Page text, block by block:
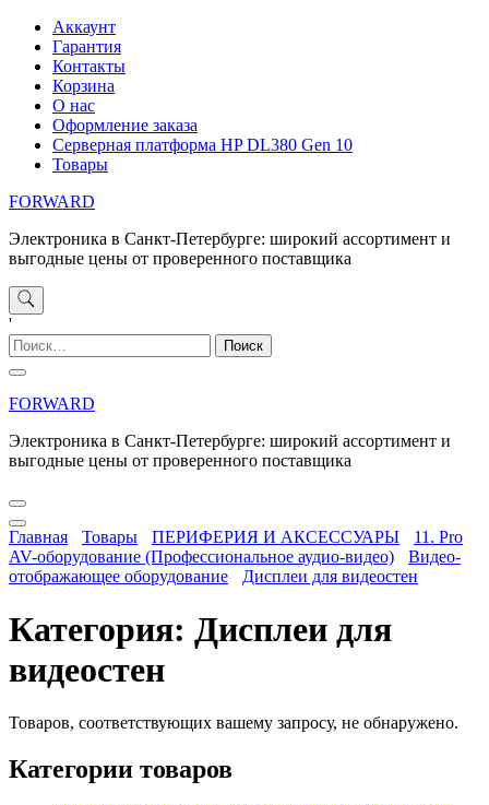
Перейти
содержимому
Аккаунт
Гарантия
Контакты
Корзина
О нас
Оформление заказа
Серверная платформа HP DL380 Gen 10
Товары
FORWARD
Электроника в Санкт-Петербурге: широкий ассортимент и
выгодные цены от проверенного поставщика
'
Найти:
FORWARD
Электроника в Санкт-Петербурге: широкий ассортимент и
выгодные цены от проверенного поставщика
Главная Товары ПЕРИФЕРИЯ И АКСЕССУАРЫ
11. Pro
AV-оборудование (Профессиональное аудио-видео)
Видео-
отображающее оборудование
Дисплеи для видеостен
Категория: Дисплеи для
видеостен
Товаров, соответствующих вашему запросу, не обнаружено.
Категории товаров